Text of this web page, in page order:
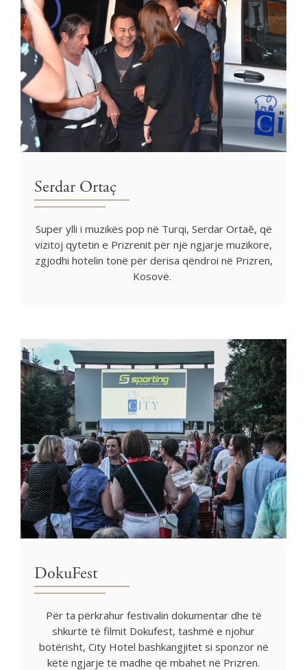
Serdar Ortaç
Super ylli i muzikës pop në Turqi, Serdar Ortaē, që
vizitoj qytetin e Prizrenit për një ngjarje muzikore,
zgjodhi hotelin tonë për derisa qëndroi në Prizren,
Kosovë.
DokuFest
Për ta përkrahur festivalin dokumentar dhe të
shkurtë të filmit Dokufest, tashmë e njohur
botërisht, City Hotel bashkangjitet si sponzor në
këtë ngjarje të madhe që mbahet në Prizren.